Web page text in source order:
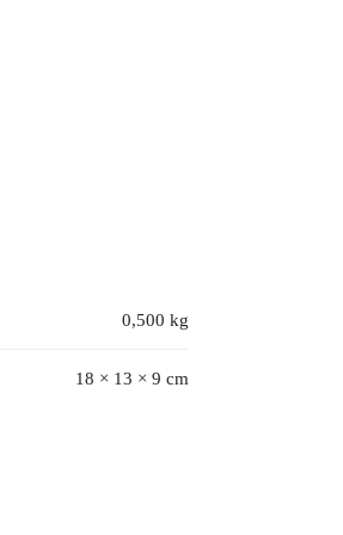
0,500 kg
18 × 13 × 9 cm